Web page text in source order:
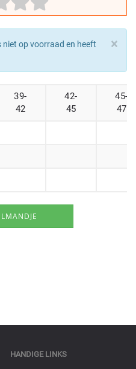
×
niet op voorraad en heeft
39-
42
42-
45
45-
47
HANDIGE LINKS